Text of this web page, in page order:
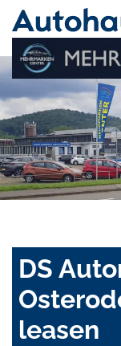
DS
leasen